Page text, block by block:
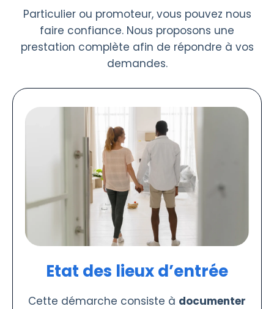
Particulier ou promoteur, vous pouvez nous
faire confiance. Nous proposons une
prestation complète afin de répondre à vos
demandes.
Etat des lieux d’entrée
Cette démarche consiste à documenter